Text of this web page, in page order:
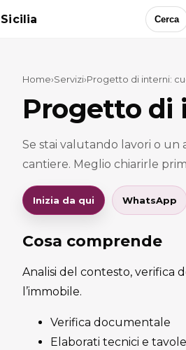
Cerca
Home›Servizi›Progetto di interni:
Progetto di
Se stai valutando lavori o un
cantiere. Meglio chiarirle
Inizia da qui WhatsApp
Cosa comprende
Analisi del contesto, verifica
l’immobile.
Verifica documentale
Elaborati tecnici e tavole